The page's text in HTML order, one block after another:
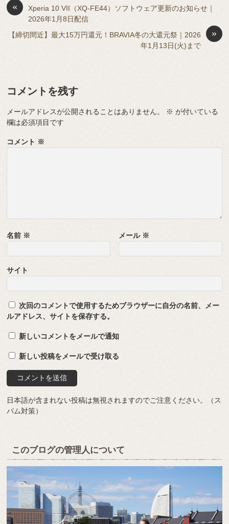
o
o
k
s
y
n
g
er
«
Xperia 10 VII（XQ-FE44）ソフトウェア更新のお知らせ｜
2026年1月8日配信
»
【締切間近】最大15万円還元！BRAVIA冬の大還元祭｜2026
年1月13日(火)まで
コメントを残す
メールアドレスが公開されることはありません。 ※ が付いている
欄は必須項目です
コメント ※
名前 ※ メール ※
サイト
次回のコメントで使用するためブラウザーに自分の名前、メー
ルアドレス、サイトを保存する。
新しいコメントをメールで通知
新しい投稿をメールで受け取る
日本語が含まれない投稿は無視されますのでご注意ください。（ス
パム対策）
このブログの管理人について